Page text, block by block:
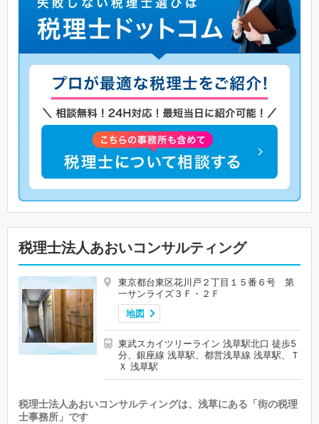
税理士法人あおいコンサルティング
東京都台東区花川戸２丁目１５番６号 第
一サンライズ３Ｆ・２Ｆ
地図
東武スカイツリーライン 浅草駅北口 徒歩5
分、銀座線 浅草駅、都営浅草線 浅草駅、Ｔ
Ｘ 浅草駅
税理士法人あおいコンサルティングは、浅草にある「街の税理
士事務所」です